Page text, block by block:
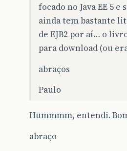
focado no Java EE 5 e
ainda tem bastante
de EJB2 por aí… o
para download (ou
abraços
Paulo
Hummmm, entendi.
abraço